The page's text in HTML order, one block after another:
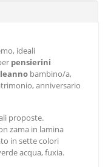
ideali
pensierini
bambino/a,
anniversario
proposte.
zama in lamina
in sette colori
acqua, fuxia.